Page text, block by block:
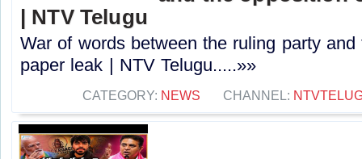
| NTV Telugu
War of words between the ruling party
paper leak | NTV Telugu.....»»
CATEGORY: NEWS CHANNEL: